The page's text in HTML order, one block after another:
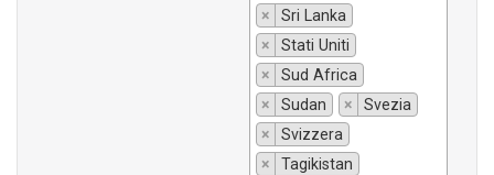
×
Sri Lanka
×
Stati Uniti
×
Sud Africa
×
Sudan ×
Svezia
×
Svizzera
×
Tagikistan